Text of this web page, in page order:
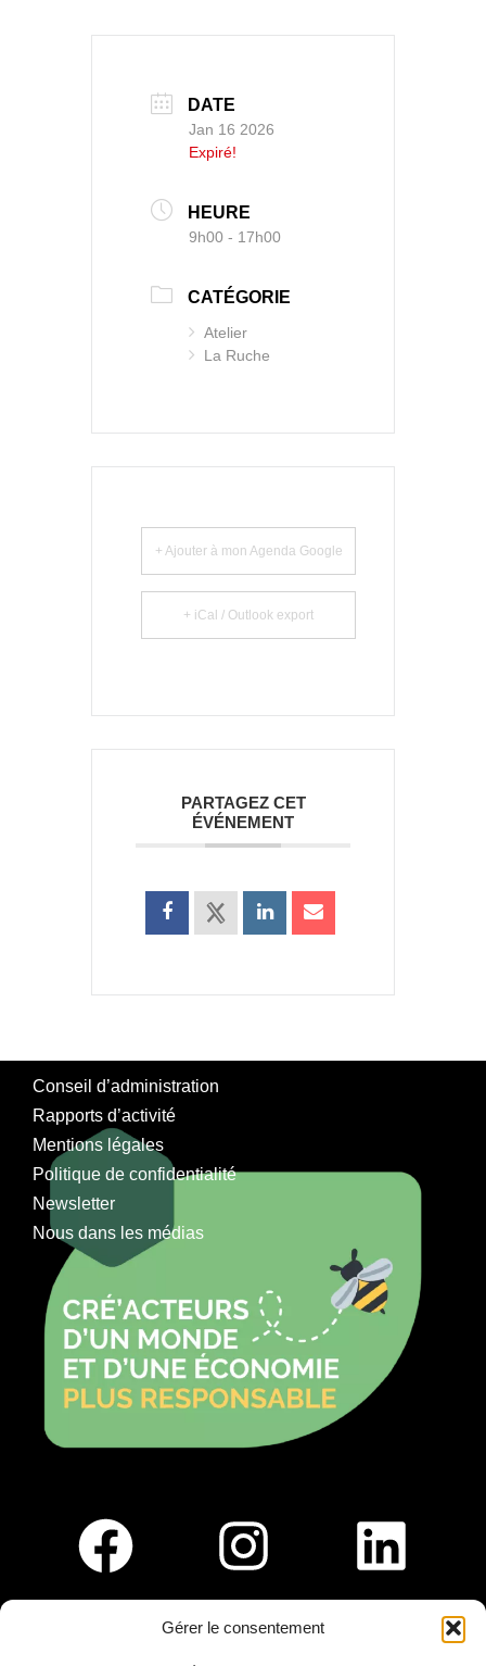
Gérer le consentement
DATE
Jan 16 2026
Expiré!
HEURE
9h00 - 17h00
CATÉGORIE
Atelier
La Ruche
+ Ajouter à mon Agenda Google
+ iCal / Outlook export
PARTAGEZ CET
ÉVÉNEMENT
Conseil d’administration
Rapports d’activité
Mentions légales
Politique de confidentialité
Newsletter
Nous dans les médias